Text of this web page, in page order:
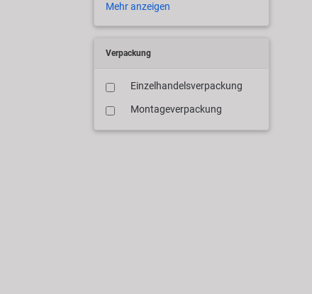
Mehr anzeigen
Verpackung
Einzelhandelsverpackung
Montageverpackung